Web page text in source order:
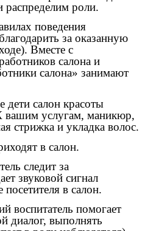
распределим роли.
поведения
за оказанную
Вместе с
салона и
салона» занимают
дети салон красоты
услугам, маникюр,
стрижка и укладка волос.
в салон.
следит за
звуковой сигнал
в салон.
воспитатель помогает
диалог, выполнять